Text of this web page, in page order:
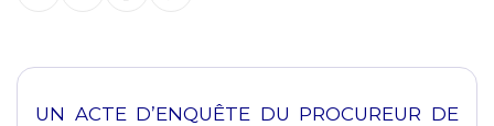
UN ACTE D’ENQUÊTE DU PROCUREUR DE